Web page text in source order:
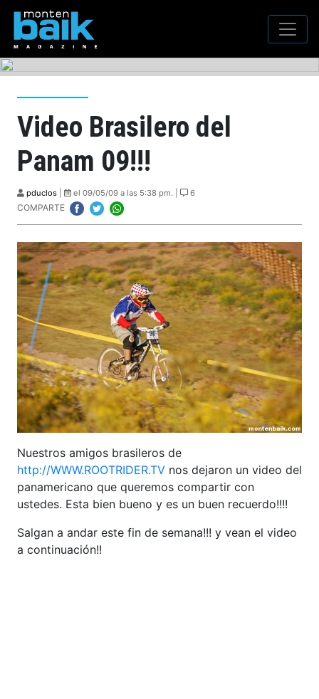
Video Brasilero del
Panam 09!!!
pduclos el 09/05/09 a las 5:38 pm. | 6
COMPARTE
Nuestros amigos brasileros de
http://WWW.ROOTRIDER.TV nos dejaron un video del
panamericano que queremos compartir con
ustedes. Esta bien bueno y es un buen recuerdo!!!!
Salgan a andar este fin de semana!!! y vean el video
a continuación!!